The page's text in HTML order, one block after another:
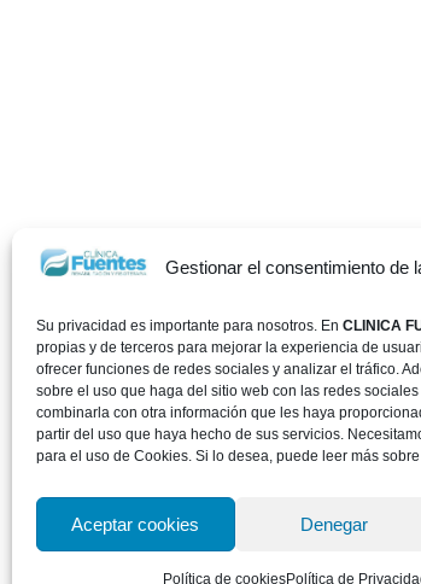
Gestionar el consentimiento de
Su privacidad es importante para nosotros. En CLINICA
propias y de terceros para mejorar la experiencia de
ofrecer funciones de redes sociales y analizar el tráfico.
sobre el uso que haga del sitio web con las redes
combinarla con otra información que les haya
partir del uso que haya hecho de sus servicios.
para el uso de Cookies. Si lo desea, puede leer más
Aceptar cookies Denegar
Política de cookiesPolítica de